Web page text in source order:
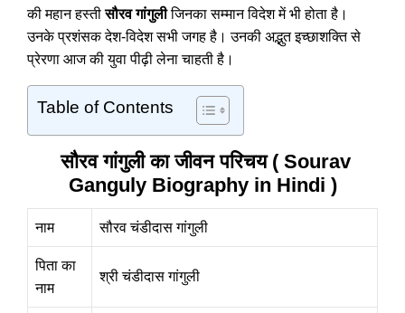
की महान हस्तीसौरव गांगुलीजिनका सम्मान विदेश में भी होता है।
उनके प्रशंसक देश-विदेश सभी जगह है। उनकी अद्भुत इच्छाशक्ति से
प्रेरणा आज की युवा पीढ़ी लेना चाहती है।
Table of Contents
सौरव गांगुली का जीवन परिचय ( Sourav
Ganguly Biography in Hindi )
नाम सौरव चंडीदास गांगुली
पिता का
नाम
श्री चंडीदास गांगुली